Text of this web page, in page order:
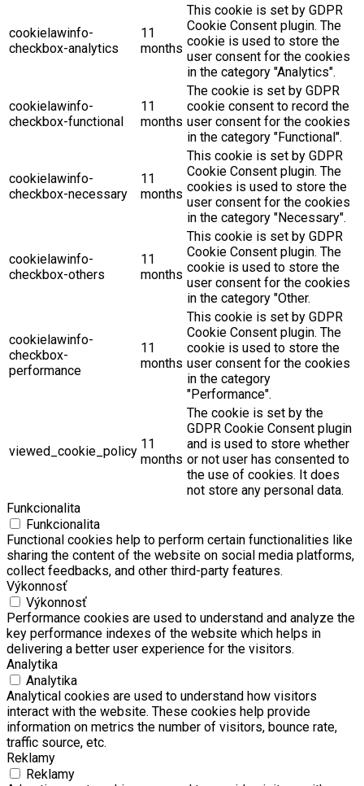
cookielawinfo-
checkbox-analytics
11
months
This cookie is set by GDPR
Cookie Consent plugin. The
cookie is used to store the
user consent for the cookies
in the category "Analytics".
cookielawinfo-
checkbox-functional
11
months
The cookie is set by GDPR
cookie consent to record the
user consent for the cookies
in the category "Functional".
cookielawinfo-
checkbox-necessary
11
months
This cookie is set by GDPR
Cookie Consent plugin. The
cookies is used to store the
user consent for the cookies
in the category "Necessary".
cookielawinfo-
checkbox-others
11
months
This cookie is set by GDPR
Cookie Consent plugin. The
cookie is used to store the
user consent for the cookies
in the category "Other.
cookielawinfo-
checkbox-
performance
11
months
This cookie is set by GDPR
Cookie Consent plugin. The
cookie is used to store the
user consent for the cookies
in the category
"Performance".
viewed_cookie_policy 11
months
The cookie is set by the
GDPR Cookie Consent plugin
and is used to store whether
or not user has consented to
the use of cookies. It does
not store any personal data.
Funkcionalita
Funkcionalita
Functional cookies help to perform certain functionalities like
sharing the content of the website on social media platforms,
collect feedbacks, and other third-party features.
Výkonnosť
Výkonnosť
Performance cookies are used to understand and analyze the
key performance indexes of the website which helps in
delivering a better user experience for the visitors.
Analytika
Analytika
Analytical cookies are used to understand how visitors
interact with the website. These cookies help provide
information on metrics the number of visitors, bounce rate,
traffic source, etc.
Reklamy
Reklamy